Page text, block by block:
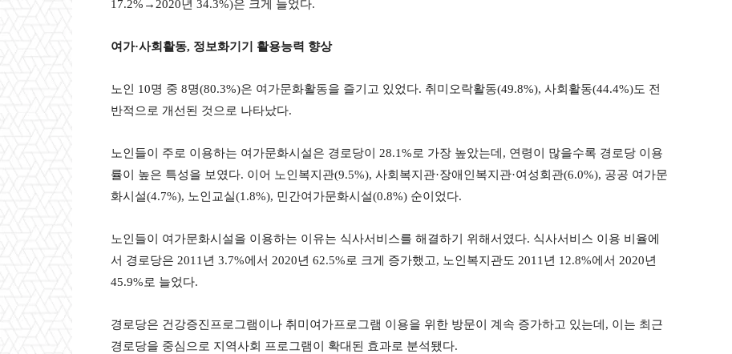
17.2%→2020년 34.3%)은 크게 늘었다.
여가·사회활동, 정보화기기 활용능력 향상
노인 10명 중 8명(80.3%)은 여가문화활동을 즐기고 있었다. 취미오락활동(49.8%), 사회활동(44.4%)도 전
반적으로 개선된 것으로 나타났다.
노인들이 주로 이용하는 여가문화시설은 경로당이 28.1%로 가장 높았는데, 연령이 많을수록 경로당 이용
률이 높은 특성을 보였다. 이어 노인복지관(9.5%), 사회복지관·장애인복지관·여성회관(6.0%), 공공 여가문
화시설(4.7%), 노인교실(1.8%), 민간여가문화시설(0.8%) 순이었다.
노인들이 여가문화시설을 이용하는 이유는 식사서비스를 해결하기 위해서였다. 식사서비스 이용 비율에
서 경로당은 2011년 3.7%에서 2020년 62.5%로 크게 증가했고, 노인복지관도 2011년 12.8%에서 2020년
45.9%로 늘었다.
경로당은 건강증진프로그램이나 취미여가프로그램 이용을 위한 방문이 계속 증가하고 있는데, 이는 최근
경로당을 중심으로 지역사회 프로그램이 확대된 효과로 분석됐다.